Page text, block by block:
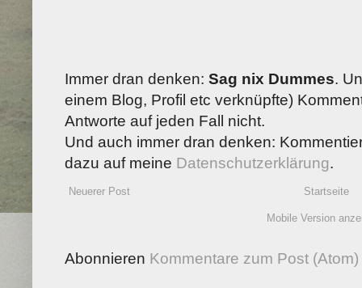
Immer dran denken: Sag nix Dummes.
einem Blog, Profil etc verknüpfte)
Antworte auf jeden Fall nicht.
Und auch immer dran denken:
dazu auf meine Datenschutzerklärung.
Neuerer Post Startseite
Mobile Version
Abonnieren Kommentare zum Post (Atom)